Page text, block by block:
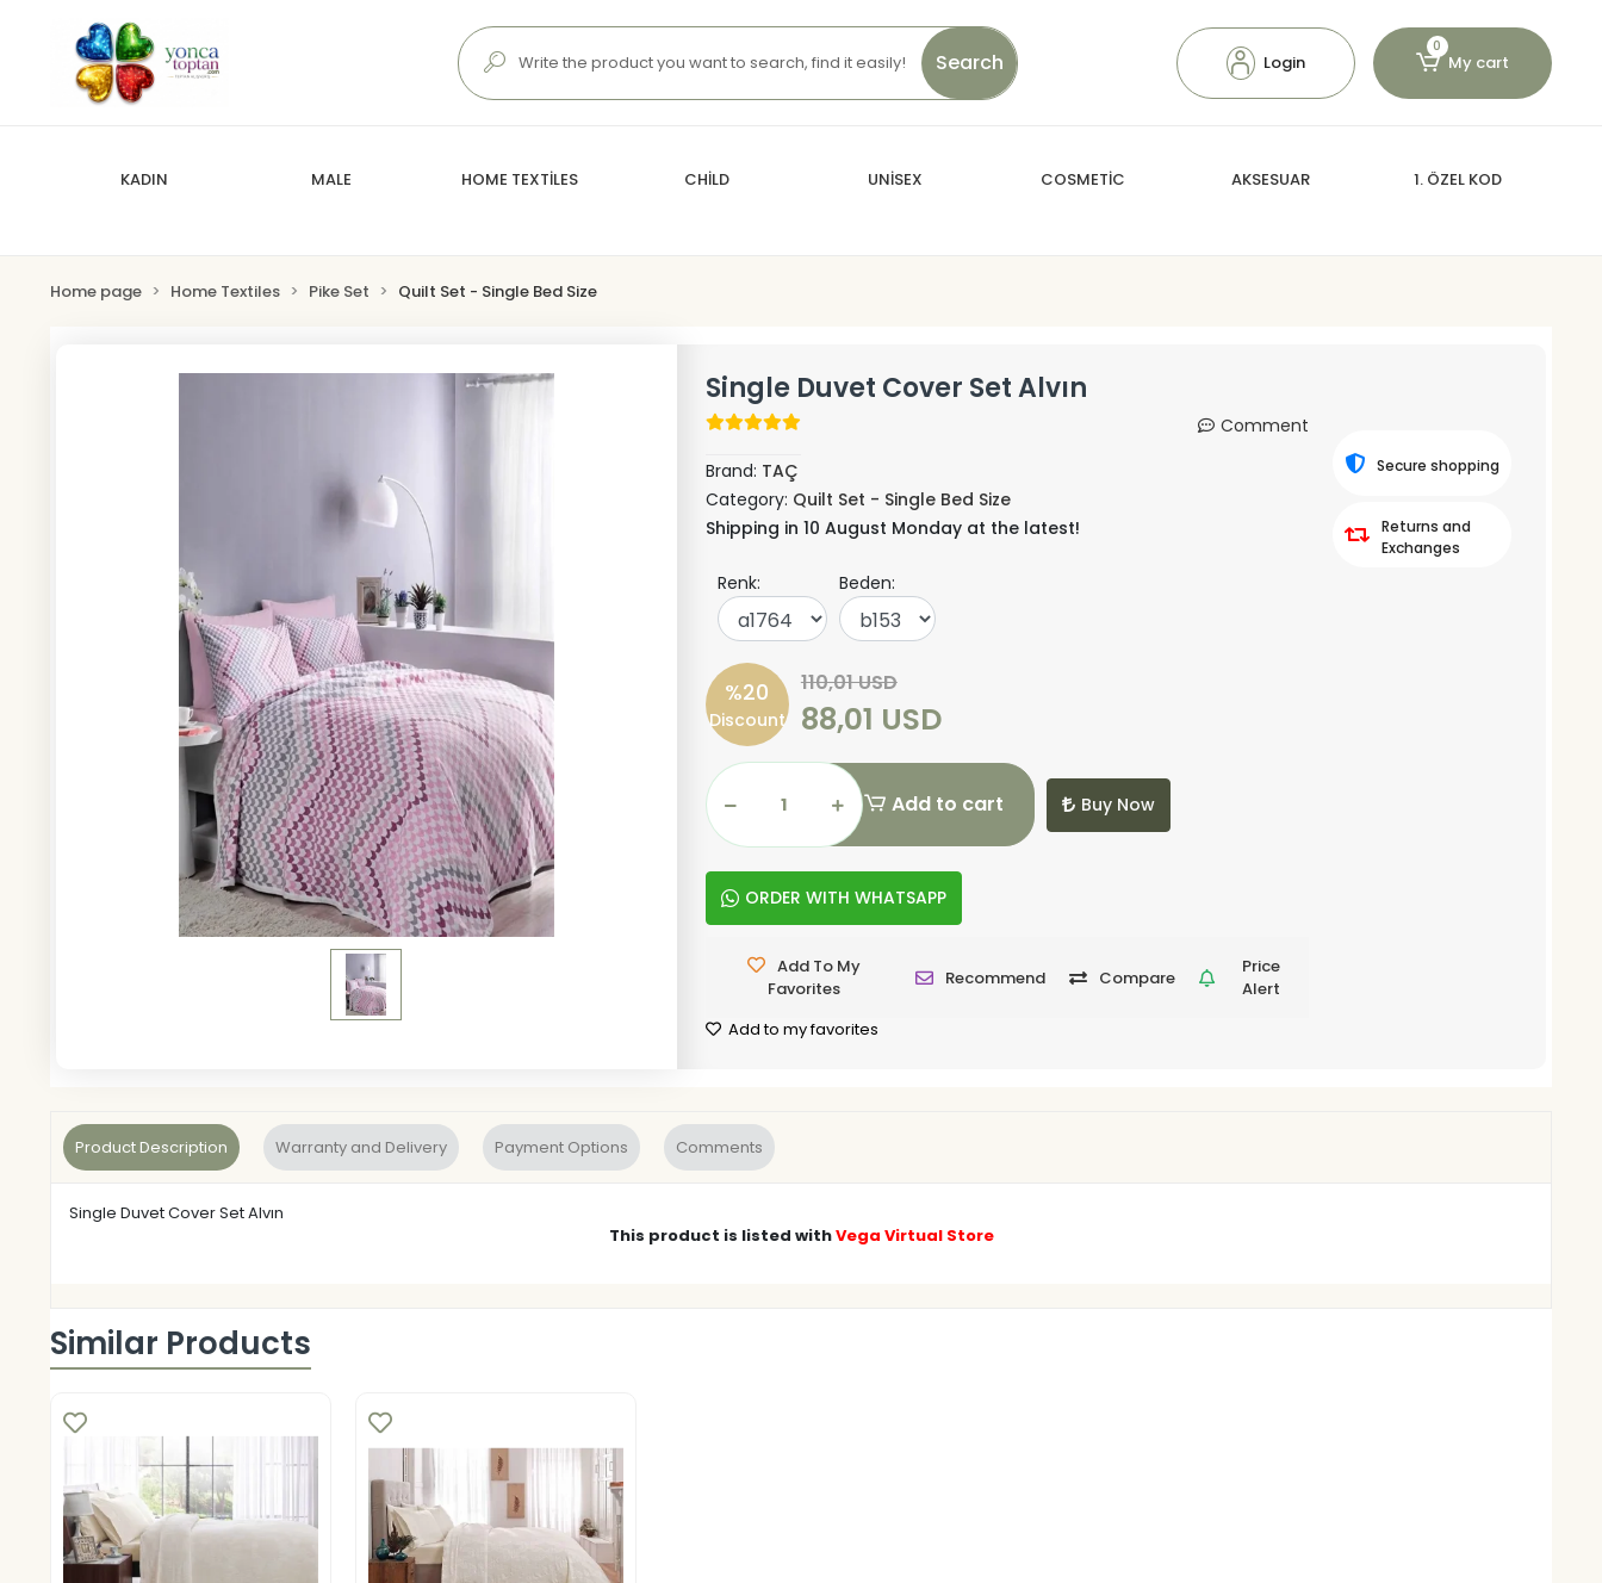
Search Login
0
My cart
KADIN MALE HOME TEXTİLES CHİLD UNİSEX COSMETİC AKSESUAR 1. ÖZEL KOD
Home page Home Textiles Pike Set Quilt Set - Single Bed Size
Single Duvet Cover Set Alvın
Comment
Brand: TAÇ
Category: Quilt Set - Single Bed Size
Shipping in 10 August Monday at the latest!
Renk: Beden:
%20
Discount
110,01 USD
88,01 USD
Add to cart Buy Now
ORDER WITH WHATSAPP
Add To My
Favorites
Recommend Compare
Price
Alert
Add to my favorites
Secure shopping
Returns and
Exchanges
Product Description Warranty and Delivery Payment Options Comments
Single Duvet Cover Set Alvın
This product is listed withVega Virtual Store
Similar Products